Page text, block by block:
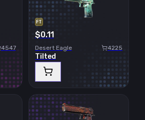
4547
FT
$0.11
Desert Eagle 4225
Tilted